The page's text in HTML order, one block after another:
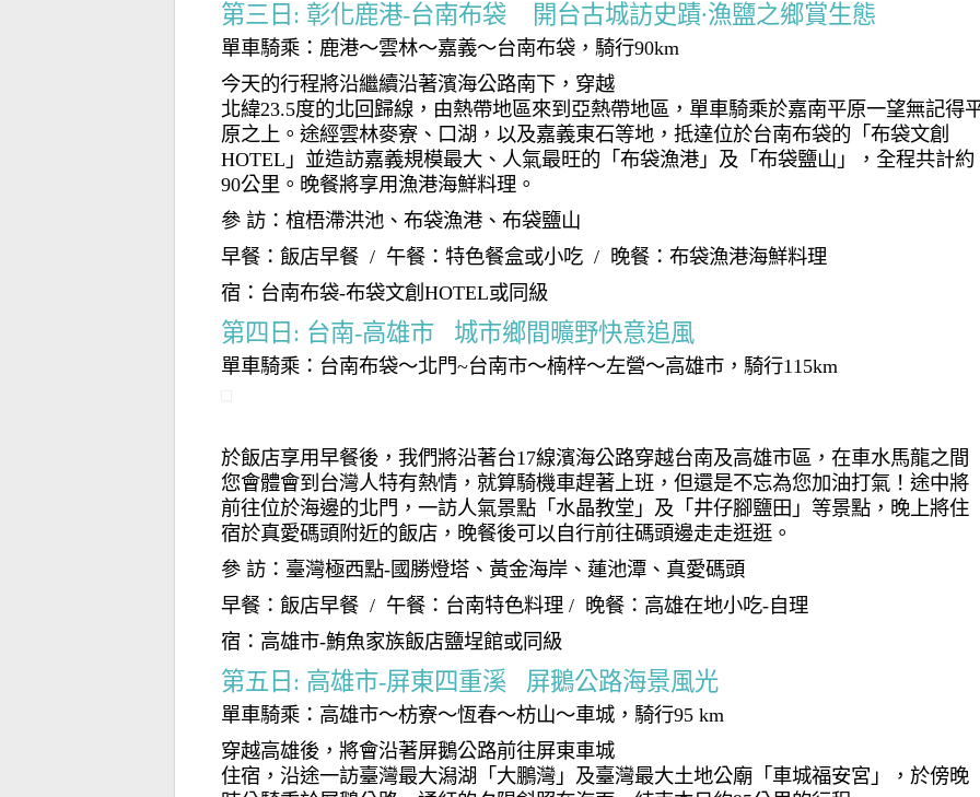
第三日: 彰化鹿港-台南布袋 開台古城訪史蹟∙漁鹽之鄉賞生態
單車騎乘：鹿港～雲林～嘉義～台南布袋，騎行90km
今天的行程將沿繼續沿著濱海公路南下，穿越
北緯23.5度的北回歸線，由熱帶地區來到亞熱帶地區，單車騎乘於嘉南平原一望無記得
原之上。途經雲林麥寮、口湖，以及嘉義東石等地，抵達位於台南布袋的「布袋文創
HOTEL」並造訪嘉義規模最大、人氣最旺的「布袋漁港」及「布袋鹽山」，全程共計約
90公里。晚餐將享用漁港海鮮料理。
參 訪：椬梧滯洪池、布袋漁港、布袋鹽山
早餐：飯店早餐 / 午餐：特色餐盒或小吃 / 晚餐：布袋漁港海鮮料理
宿：台南布袋-布袋文創HOTEL或同級
第四日: 台南-高雄市 城市鄉間曠野快意追風
單車騎乘：台南布袋～北門~台南市～楠梓～左營～高雄市，騎行115km
於飯店享用早餐後，我們將沿著台17線濱海公路穿越台南及高雄市區，在車水馬龍之間
您會體會到台灣人特有熱情，就算騎機車趕著上班，但還是不忘為您加油打氣！途中將
前往位於海邊的北門，一訪人氣景點「水晶教堂」及「井仔腳鹽田」等景點，晚上將住
宿於真愛碼頭附近的飯店，晚餐後可以自行前往碼頭邊走走逛逛。
參 訪：臺灣極西點-國勝燈塔、黃金海岸、蓮池潭、真愛碼頭
早餐：飯店早餐 / 午餐：台南特色料理 / 晚餐：高雄在地小吃-自理
宿：高雄市-鮪魚家族飯店鹽埕館或同級
第五日: 高雄市-屏東四重溪 屏鵝公路海景風光
單車騎乘：高雄市～枋寮～恆春～枋山～車城，騎行95 km
穿越高雄後，將會沿著屏鵝公路前往屏東車城
住宿，沿途一訪臺灣最大潟湖「大鵬灣」及臺灣最大土地公廟「車城福安宮」，於傍晚